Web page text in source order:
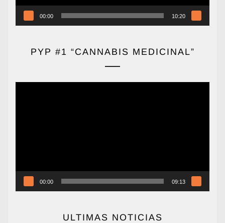
00:00 10:20
PYP #1 “CANNABIS MEDICINAL”
00:00 09:13
ULTIMAS NOTICIAS